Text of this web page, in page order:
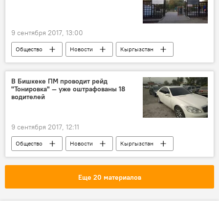
9 сентября 2017, 13:00
Общество Новости
Кыргызстан
Культура
Каракол
В Бишкеке ПМ проводит рейд
"Тонировка" — уже оштрафованы 18
водителей
9 сентября 2017, 12:11
Общество Новости
Кыргызстан
Управление патрульной милиции (УПМ)
Еще 20 материалов